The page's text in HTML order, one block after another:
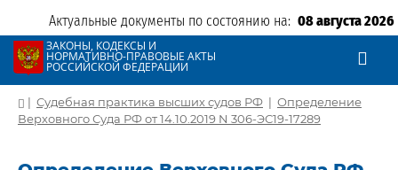
Актуальные документы по состоянию на: 08 августа 2026
ЗАКОНЫ, КОДЕКСЫ И
НОРМАТИВНО-ПРАВОВЫЕ АКТЫ
РОССИЙСКОЙ ФЕДЕРАЦИИ
| Судебная практика высших судов РФ | Определение
Верховного Суда РФ от 14.10.2019 N 306-ЭС19-17289